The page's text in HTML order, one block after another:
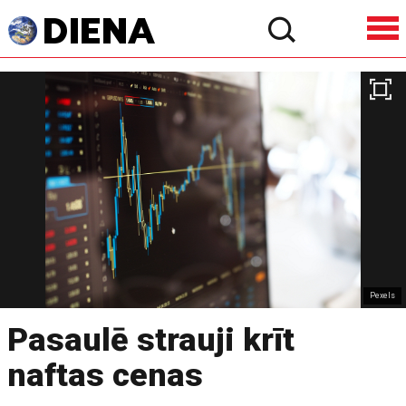
Pexels
Pasaulē strauji krīt
naftas cenas